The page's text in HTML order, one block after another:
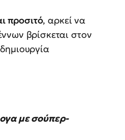
προσιτό, αρκεί να
βρίσκεται στον
με σούπερ-